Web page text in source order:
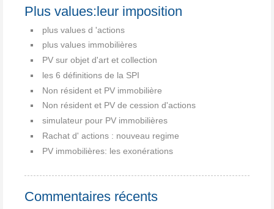
Plus values:leur imposition
plus values d 'actions
plus values immobilières
PV sur objet d'art et collection
les 6 définitions de la SPI
Non résident et PV immobilière
Non résident et PV de cession d'actions
simulateur pour PV immobilières
Rachat d' actions : nouveau regime
PV immobilières: les exonérations
Commentaires récents